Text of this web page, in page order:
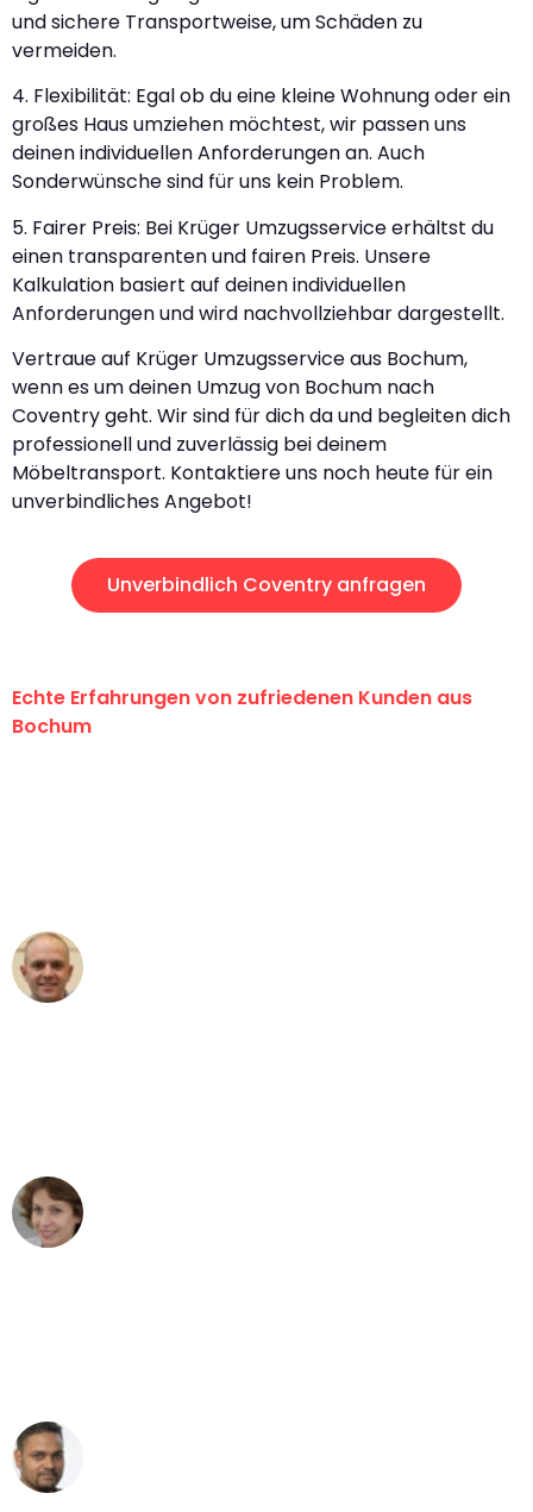
und sichere Transportweise, um Schäden zu
vermeiden.
4. Flexibilität: Egal ob du eine kleine Wohnung oder ein
großes Haus umziehen möchtest, wir passen uns
deinen individuellen Anforderungen an. Auch
Sonderwünsche sind für uns kein Problem.
5. Fairer Preis: Bei Krüger Umzugsservice erhältst du
einen transparenten und fairen Preis. Unsere
Kalkulation basiert auf deinen individuellen
Anforderungen und wird nachvollziehbar dargestellt.
Vertraue auf Krüger Umzugsservice aus Bochum,
wenn es um deinen Umzug von Bochum nach
Coventry geht. Wir sind für dich da und begleiten dich
professionell und zuverlässig bei deinem
Möbeltransport. Kontaktiere uns noch heute für ein
unverbindliches Angebot!
Unverbindlich Coventry anfragen
Echte Erfahrungen von zufriedenen Kunden aus
Bochum